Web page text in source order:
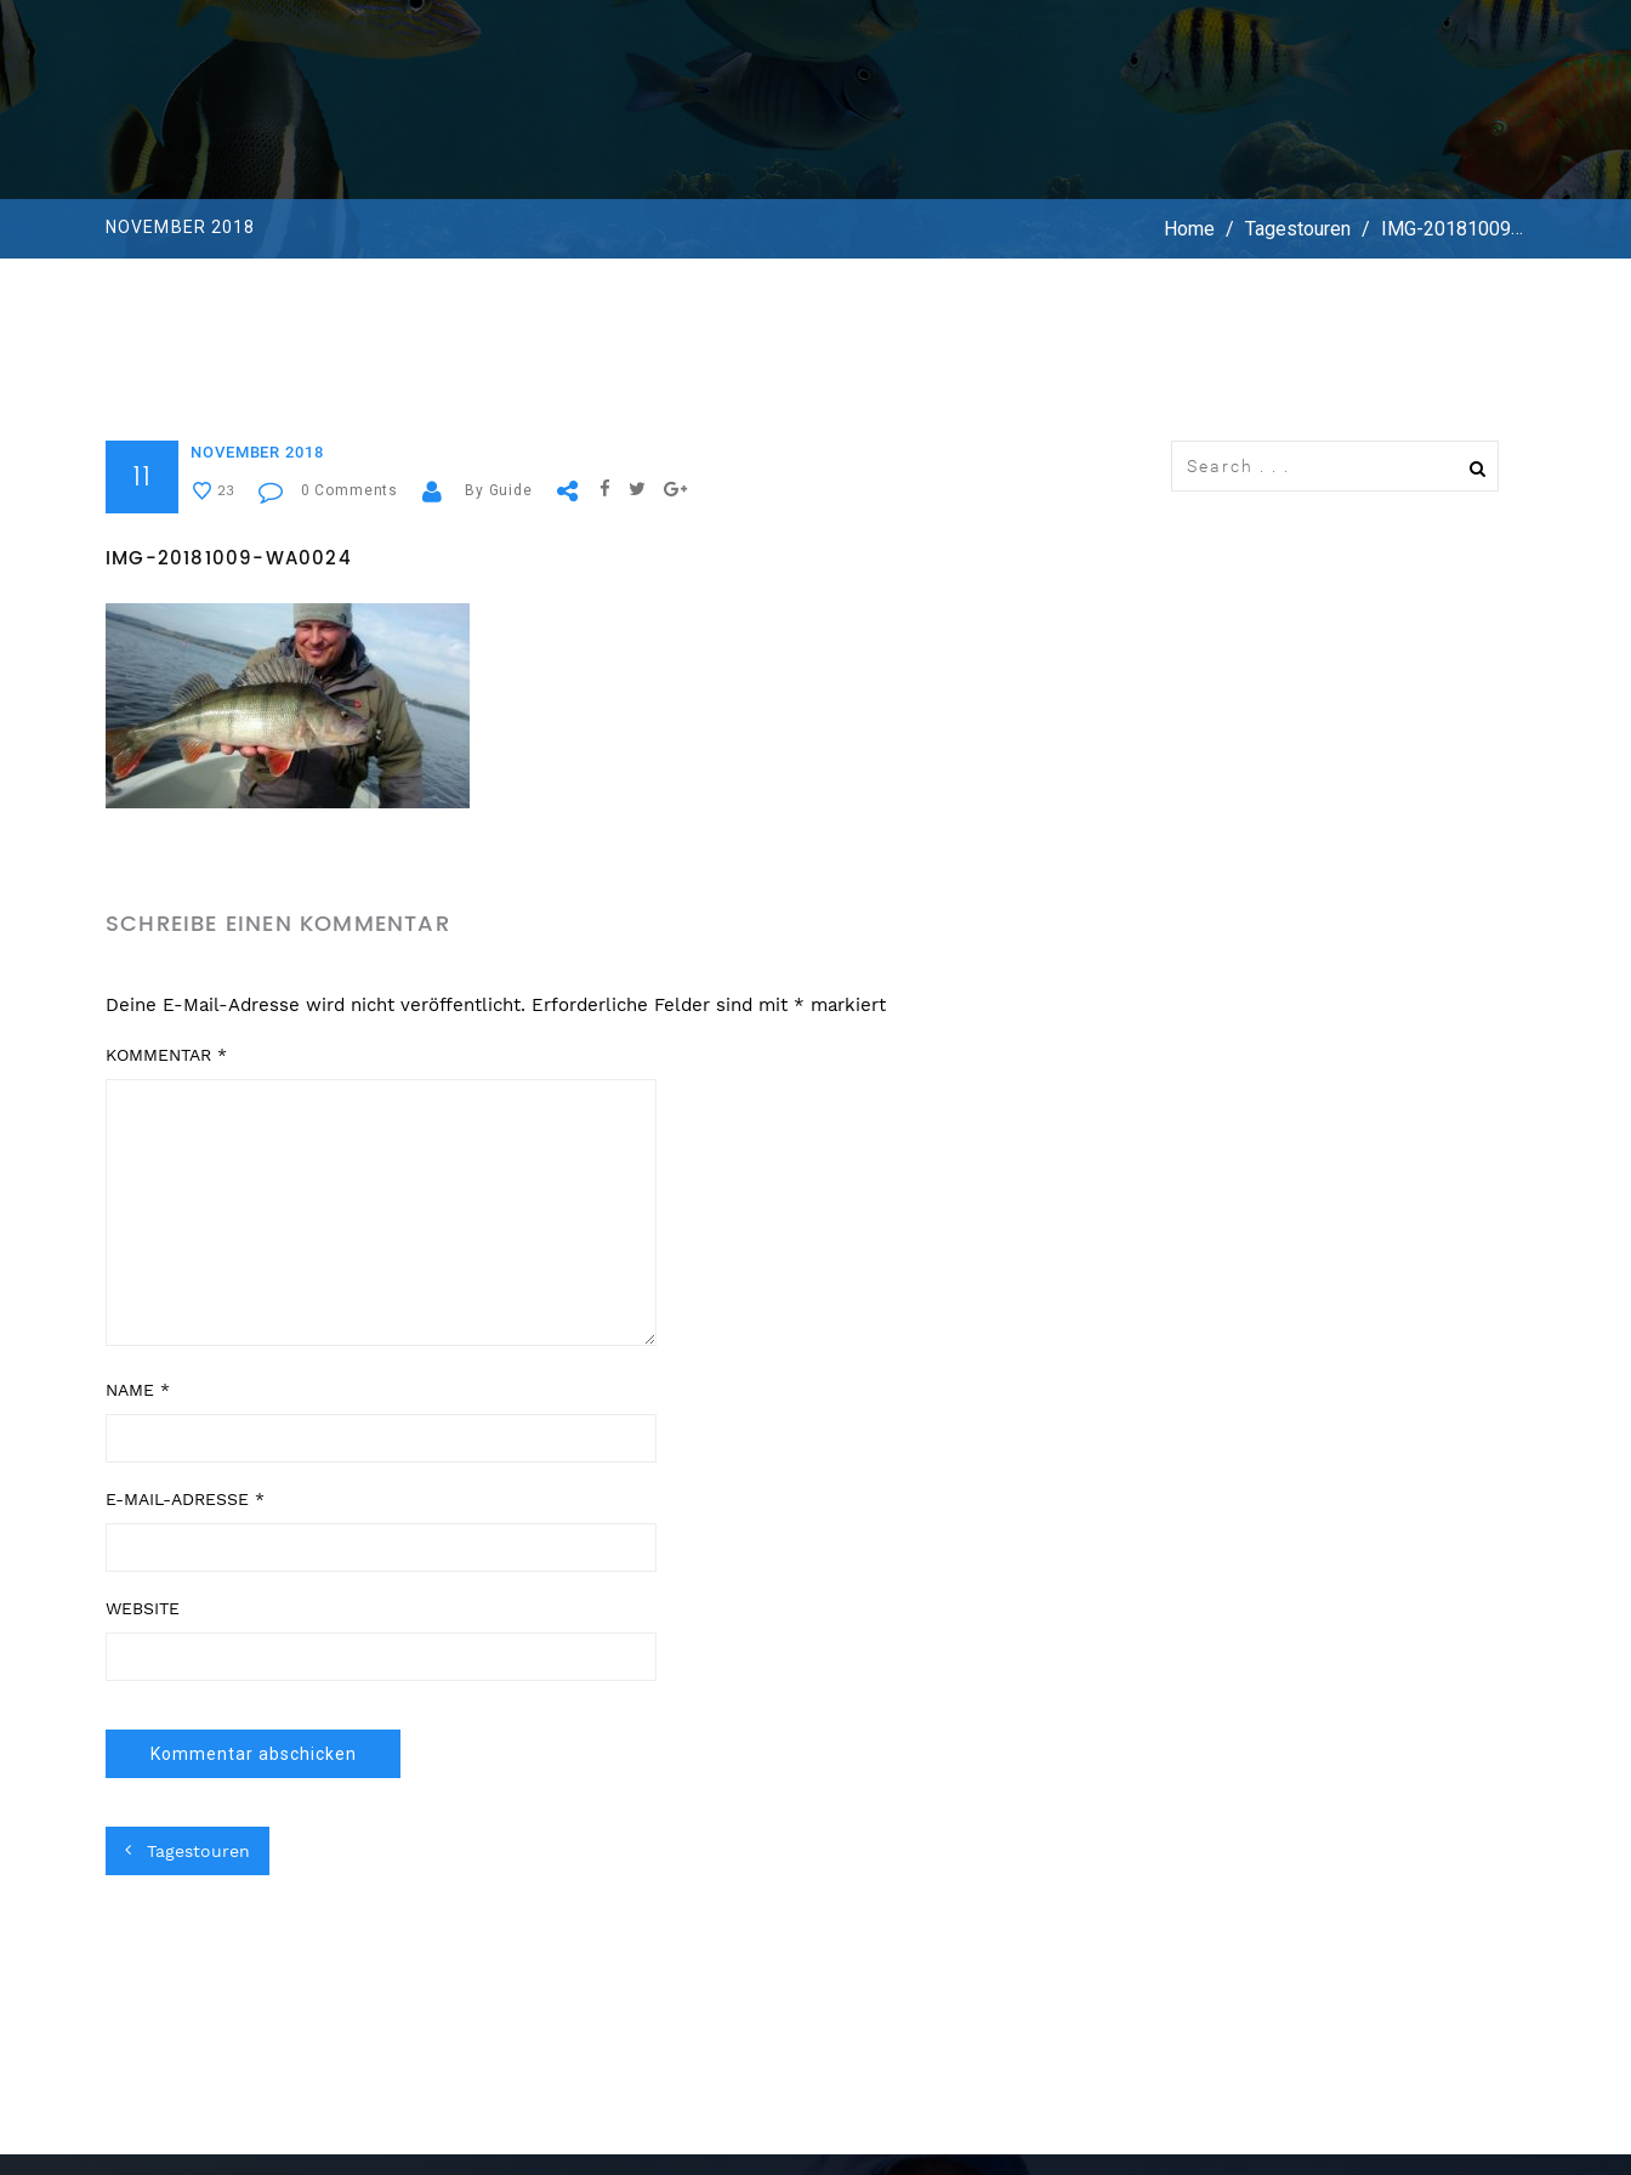
NOVEMBER 2018 Home / Tagestouren / IMG-20181009-WA0024
11
NOVEMBER 2018
23 0 Comments By Guide
IMG-20181009-WA0024
SCHREIBE EINEN KOMMENTAR
Deine E-Mail-Adresse wird nicht veröffentlicht. Erforderliche Felder sind mit * markiert
KOMMENTAR *
NAME *
E-MAIL-ADRESSE *
WEBSITE
Tagestouren